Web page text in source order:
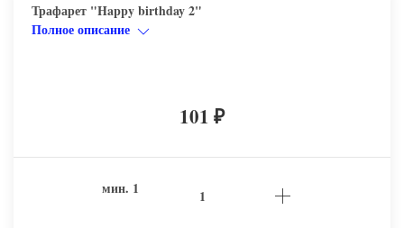
Трафарет "Happy birthday 2"
Полное описание
101 ₽
мин. 1